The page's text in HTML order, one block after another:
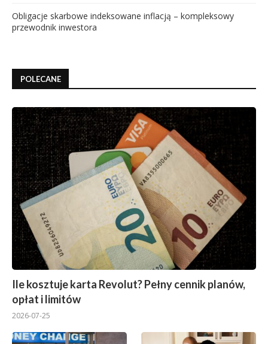
Obligacje skarbowe indeksowane inflacją – kompleksowy
przewodnik inwestora
POLECANE
Ile kosztuje karta Revolut? Pełny cennik planów,
opłat i limitów
2026-07-25